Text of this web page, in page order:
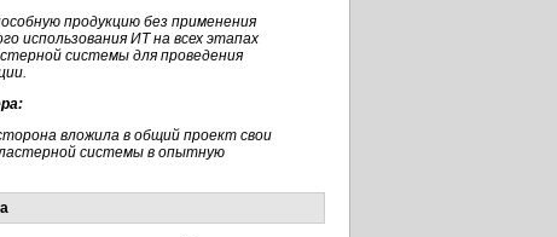
продукцию без применения
использования ИТ на всех этапах
системы для проведения
вложила в общий проект свои
системы в опытную